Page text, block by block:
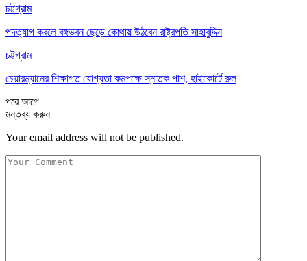
চট্টগ্রাম
পদত্যাগ করলে বঙ্গভবন ছেড়ে কোথায় উঠবেন রাষ্ট্রপতি সাহাবুদ্দিন
চট্টগ্রাম
চেয়ারম্যানের শিক্ষাগত যোগ্যতা কমপক্ষে স্নাতক পাশ, হাইকোর্টে রুল
পরেআগে
মন্তব্য করুন
Your email address will not be published.